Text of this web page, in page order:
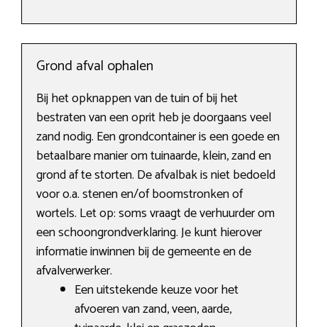
Grond afval ophalen
Bij het opknappen van de tuin of bij het
bestraten van een oprit heb je doorgaans veel
zand nodig. Een grondcontainer is een goede en
betaalbare manier om tuinaarde, klein, zand en
grond af te storten. De afvalbak is niet bedoeld
voor o.a. stenen en/of boomstronken of
wortels. Let op: soms vraagt de verhuurder om
een schoongrondverklaring. Je kunt hierover
informatie inwinnen bij de gemeente en de
afvalverwerker.
Een uitstekende keuze voor het
afvoeren van zand, veen, aarde,